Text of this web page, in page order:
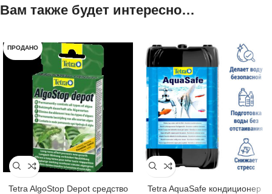
Вам также будет интересно…
ПРОДАНО
Tetra AlgoStop Depot средство
Tetra AquaSafe кондиционер